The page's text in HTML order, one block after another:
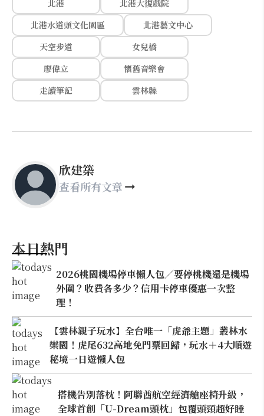
北港
北港大復戲院
北港水道頭文化園區
北港藝文中心
天空步道
女兒橋
廖偉立
懷舊音樂會
走讀筆記
雲林縣
欣建築
查看所有文章
本日熱門
2026桃園機場停車懶人包／要停桃機還是機場
外圍？收費各多少？信用卡停車優惠一次整
理！
【雲林親子玩水】全台唯一「虎爺主題」叢林水
樂園！虎尾632高地免門票回歸，玩水＋4大順遊
秘境一日遊懶人包
搭機告別落枕！阿聯酋航空經濟艙座椅升級，
全球首創「U-Dream頭枕」包覆頭頸超好睡